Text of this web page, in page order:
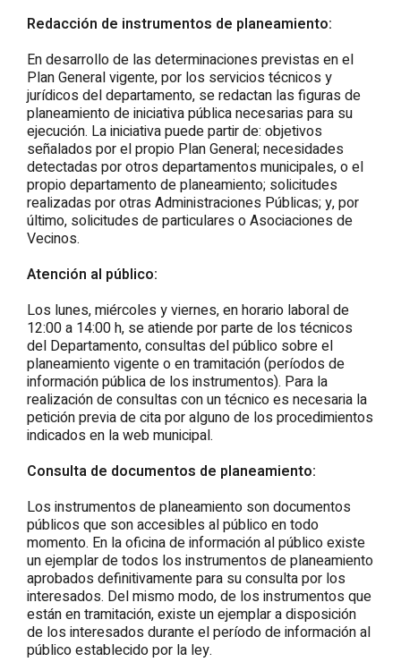
Redacción de instrumentos de planeamiento:
En desarrollo de las determinaciones previstas en el
Plan General vigente, por los servicios técnicos y
jurídicos del departamento, se redactan las figuras de
planeamiento de iniciativa pública necesarias para su
ejecución. La iniciativa puede partir de: objetivos
señalados por el propio Plan General; necesidades
detectadas por otros departamentos municipales, o el
propio departamento de planeamiento; solicitudes
realizadas por otras Administraciones Públicas; y, por
último, solicitudes de particulares o Asociaciones de
Vecinos.
Atención al público:
Los lunes, miércoles y viernes, en horario laboral de
12:00 a 14:00 h, se atiende por parte de los técnicos
del Departamento, consultas del público sobre el
planeamiento vigente o en tramitación (períodos de
información pública de los instrumentos). Para la
realización de consultas con un técnico es necesaria la
petición previa de cita por alguno de los procedimientos
indicados en la web municipal.
Consulta de documentos de planeamiento:
Los instrumentos de planeamiento son documentos
públicos que son accesibles al público en todo
momento. En la oficina de información al público existe
un ejemplar de todos los instrumentos de planeamiento
aprobados definitivamente para su consulta por los
interesados. Del mismo modo, de los instrumentos que
están en tramitación, existe un ejemplar a disposición
de los interesados durante el período de información al
público establecido por la ley.